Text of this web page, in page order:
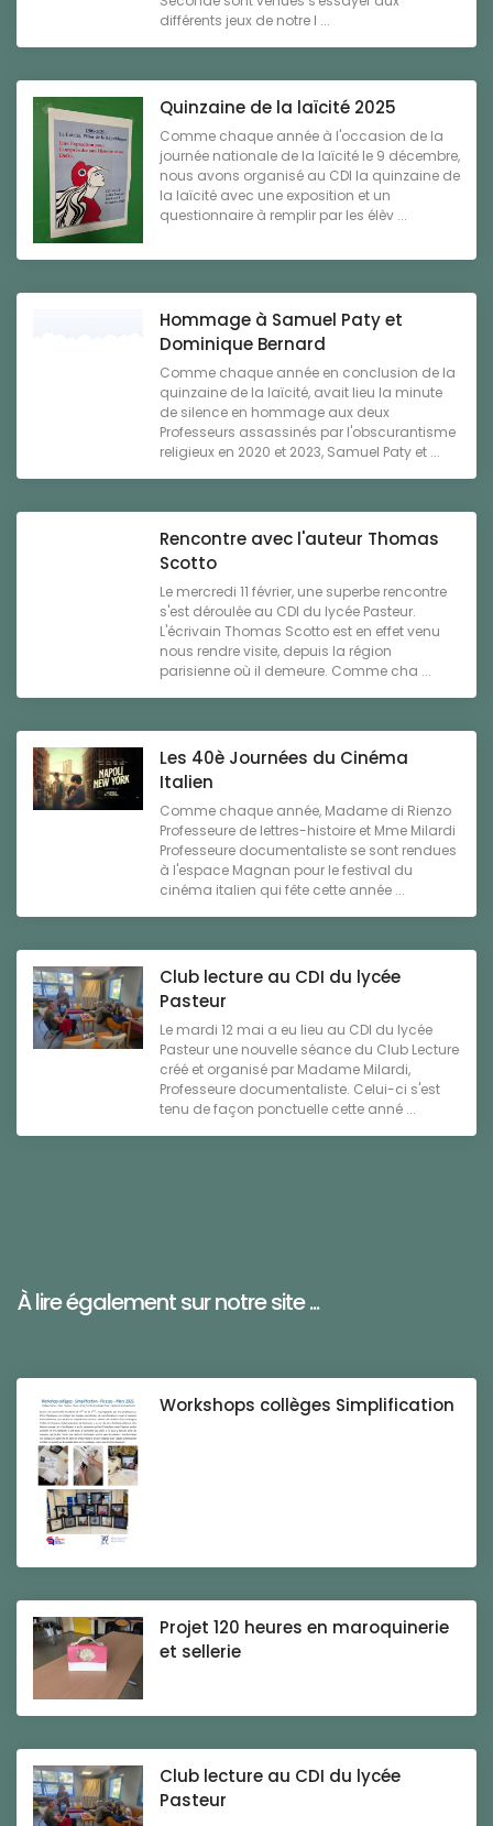
différents jeux de notre l ...
Quinzaine de la laïcité 2025
Comme chaque année à l'occasion de la
journée nationale de la laïcité le 9 décembre,
nous avons organisé au CDI la quinzaine de
la laïcité avec une exposition et un
questionnaire à remplir par les élèv ...
Hommage à Samuel Paty et
Dominique Bernard
Comme chaque année en conclusion de la
quinzaine de la laïcité, avait lieu la minute
de silence en hommage aux deux
Professeurs assassinés par l'obscurantisme
religieux en 2020 et 2023, Samuel Paty et ...
Rencontre avec l'auteur Thomas
Scotto
Le mercredi 11 février, une superbe rencontre
s'est déroulée au CDI du lycée Pasteur.
L'écrivain Thomas Scotto est en effet venu
nous rendre visite, depuis la région
parisienne où il demeure. Comme cha ...
Les 40è Journées du Cinéma
Italien
Comme chaque année, Madame di Rienzo
Professeure de lettres-histoire et Mme Milardi
Professeure documentaliste se sont rendues
à l'espace Magnan pour le festival du
cinéma italien qui fête cette année ...
Club lecture au CDI du lycée
Pasteur
Le mardi 12 mai a eu lieu au CDI du lycée
Pasteur une nouvelle séance du Club Lecture
créé et organisé par Madame Milardi,
Professeure documentaliste. Celui-ci s'est
tenu de façon ponctuelle cette anné ...
À lire également sur notre site ...
Workshops collèges Simplification
Projet 120 heures en maroquinerie
et sellerie
Club lecture au CDI du lycée
Pasteur